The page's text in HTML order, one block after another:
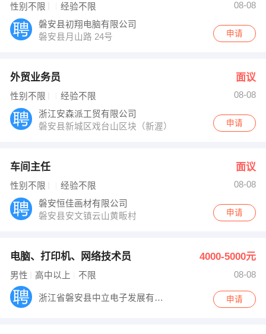
性别不限 经验不限
08-08
磐安县初翔电脑有限公司
磐安县月山路 24号
申请
外贸业务员 面议
性别不限 经验不限
08-08
浙江安森派工贸有限公司
磐安县新城区戏台山区块（新渥）
申请
车间主任 面议
性别不限 经验不限
08-08
磐安恒佳画材有限公司
磐安县安文镇云山黄畈村
申请
电脑、打印机、网络技术员 4000-5000元
男性 高中以上 不限 08-08
浙江省磐安县中立电子发展有限公司 申请